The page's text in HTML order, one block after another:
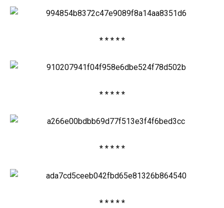
* * * * *
* * * * *
* * * * *
* * * * *